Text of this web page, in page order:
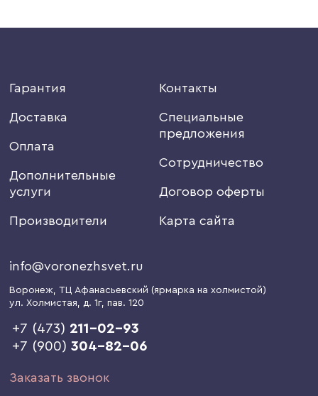
Гарантия
Доставка
Оплата
Дополнительные
услуги
Производители
Контакты
Специальные
предложения
Сотрудничество
Договор оферты
Карта сайта
info@voronezhsvet.ru
Воронеж, ТЦ Афанасьевский (ярмарка на холмистой)
ул. Холмистая, д. 1г, пав. 120
+7 (473) 211-02-93
+7 (900)304-82-06
Заказать звонок